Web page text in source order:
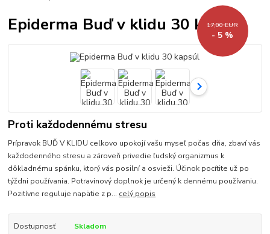
Epiderma Buď v klidu 30 kapsúl
17,00 EUR
- 5 %
Proti každodennému stresu
Prípravok BUĎ V KLIDU celkovo upokojí vašu myseľ počas dňa, zbaví vás
každodenného stresu a zároveň privedie ľudský organizmus k
dôkladnému spánku, ktorý vás posilní a osvieži. Účinok pocítite už po
týždni používania. Potravinový doplnok je určený k dennému používaniu.
Pozitívne reguluje napätie z p... celý popis
Dostupnosť
Skladom